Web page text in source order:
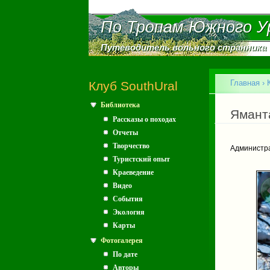
По Тропам Южного
По Тропам Южного
Путеводитель вольного странника
Путеводитель вольного странника
Клуб SouthUral
Библиотека
Рассказы о походах
Отчеты
Творчество
Туристский опыт
Краеведение
Видео
События
Экология
Карты
Фотогалерея
По дате
Авторы
Вы
Главная ›